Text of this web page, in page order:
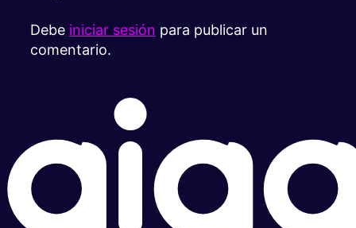
Debe iniciar sesión para publicar un
comentario.